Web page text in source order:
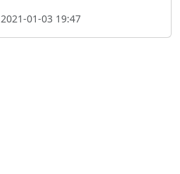
2021-01-03 19:47